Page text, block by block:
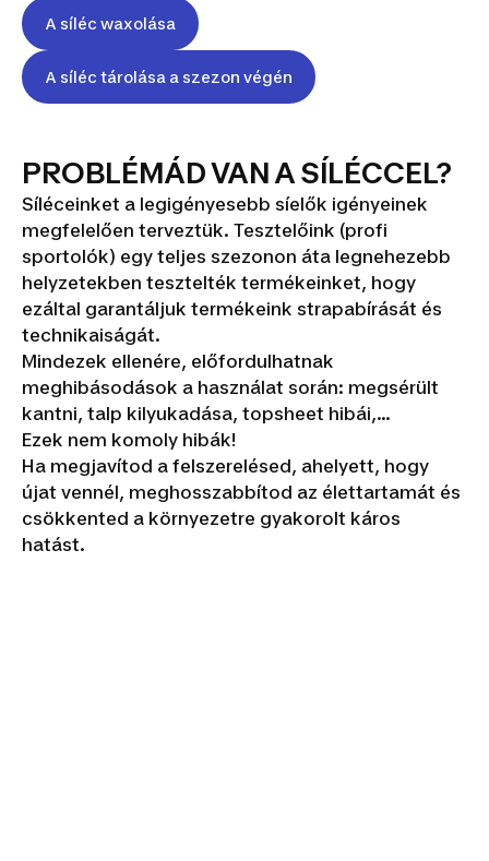
A síléc waxolása
A síléc tárolása a szezon végén
PROBLÉMÁD VAN A SÍLÉCCEL?
Síléceinket a legigényesebb síelők igényeinek
megfelelően terveztük. Tesztelőink (profi
sportolók) egy teljes szezonon áta legnehezebb
helyzetekben tesztelték termékeinket, hogy
ezáltal garantáljuk termékeink strapabírását és
technikaiságát.
Mindezek ellenére, előfordulhatnak
meghibásodások a használat során: megsérült
kantni, talp kilyukadása, topsheet hibái,...
Ezek nem komoly hibák!
Ha megjavítod a felszerelésed, ahelyett, hogy
újat vennél, meghosszabbítod az élettartamát és
csökkented a környezetre gyakorolt káros
hatást.